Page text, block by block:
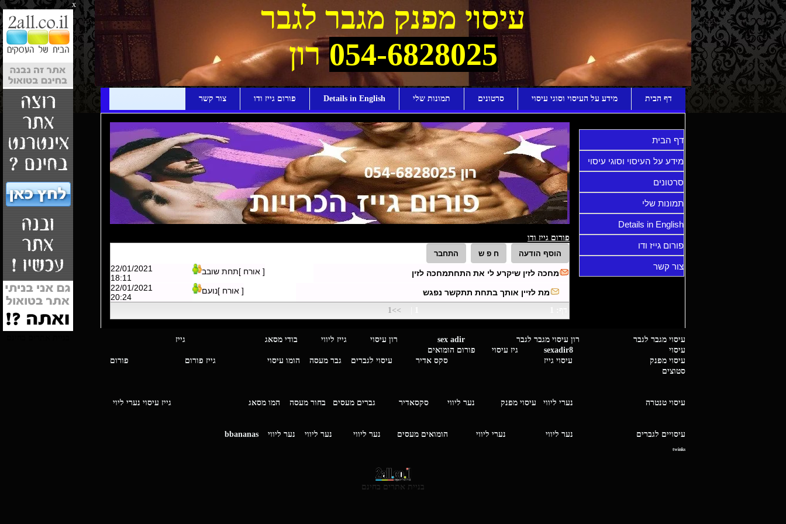
x
עיסוי מפנק מגבר לגבר
054-6828025רון
דף הבית מידע על העיסוי וסוגי עיסוי סרטונים תמונות שלי Details in English פורום גייז ודו צור קשר
דף הבית
מידע על העיסוי וסוגי עיסוי
סרטונים
תמונות שלי
Details in English
פורום גייז ודו
צור קשר
פורום גייז ודו
מחכה לזין שיקרע לי את התחתמחכה לזין [ אורח ]תחת שובב
22/01/2021
18:11
מת לזיין אותך בתחת תתקשר נפגש
[ אורח ]נועם
22/01/2021
20:24
>>1
עיסוי מגבר לגבר רון עיסוי מגבר לגבר sex adir רון עיסוי גייז ליווי בודי מסאג גייז
עיסוי sexadir8 גיז עיסוי פורום הומואים
עיסוי מפנק
עיסוי גייז סקס אדיר עיסוי לגברים גבר מעסה הומו עיסוי גייז פורום
פורום
סטוצים
עיסוי טנטרה נערי ליווי עיסוי מפנק נער ליווי סקסאדיר גברים מעסים בחור מעסה המו מסאג גייז עיסוי נערי ליוי
עיסויים לגברים נער ליווי נערי ליווי הומואים מעסים נער ליווי נער ליווי נער ליווי bbananas
twinks
בניית אתרים בחינם